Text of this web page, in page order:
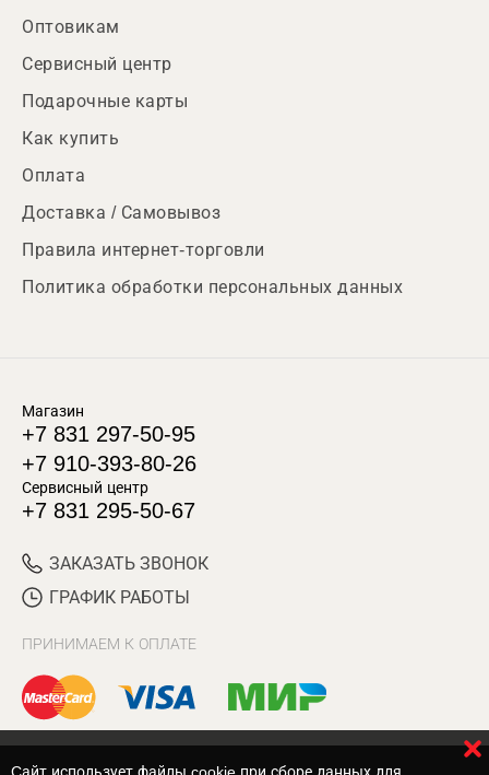
Оптовикам
Сервисный центр
Подарочные карты
Как купить
Оплата
Доставка / Самовывоз
Правила интернет-торговли
Политика обработки персональных данных
Магазин
+7 831 297-50-95
+7 910-393-80-26
Сервисный центр
+7 831 295-50-67
ЗАКАЗАТЬ ЗВОНОК
ГРАФИК РАБОТЫ
ПРИНИМАЕМ К ОПЛАТЕ